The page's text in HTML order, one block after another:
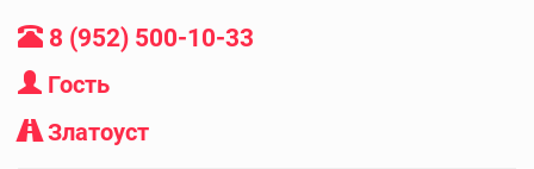
8 (952) 500-10-33
Гость
Златоуст